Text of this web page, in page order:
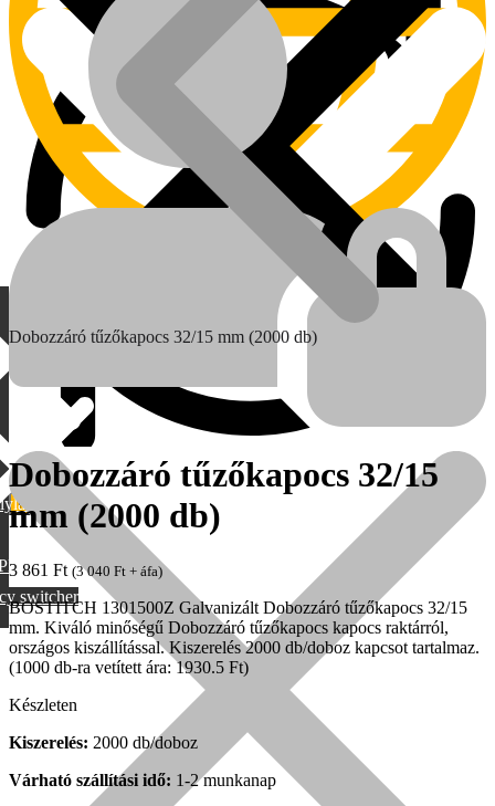
Márkák
MAX
switcher
Dobozzáró tűzőkapocs 32/15 mm (2000 db)
Dobozzáró tűzőkapocs 32/15
mm (2000 db)
3 861 Ft (3 040 Ft + áfa)
BOSTITCH 1301500Z Galvanizált Dobozzáró tűzőkapocs 32/15
mm. Kiváló minőségű Dobozzáró tűzőkapocs kapocs raktárról,
országos kiszállítással. Kiszerelés 2000 db/doboz kapcsot tartalmaz.
(1000 db-ra vetített ára: 1930.5 Ft)
Készleten
Kiszerelés: 2000 db/doboz
Várható szállítási idő: 1-2 munkanap